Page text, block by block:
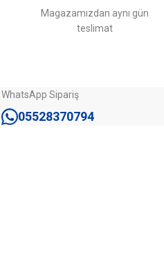
Magazamızdan aynı gün
teslimat
WhatsApp Sipariş
05528370794